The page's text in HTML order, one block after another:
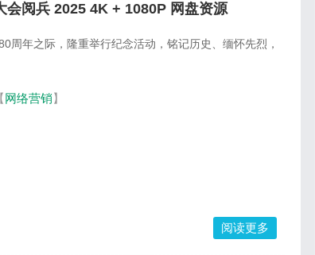
阅兵 2025 4K + 1080P 网盘资源
周年之际，隆重举行纪念活动，铭记历史、缅怀先烈，
【网络营销】
阅读更多